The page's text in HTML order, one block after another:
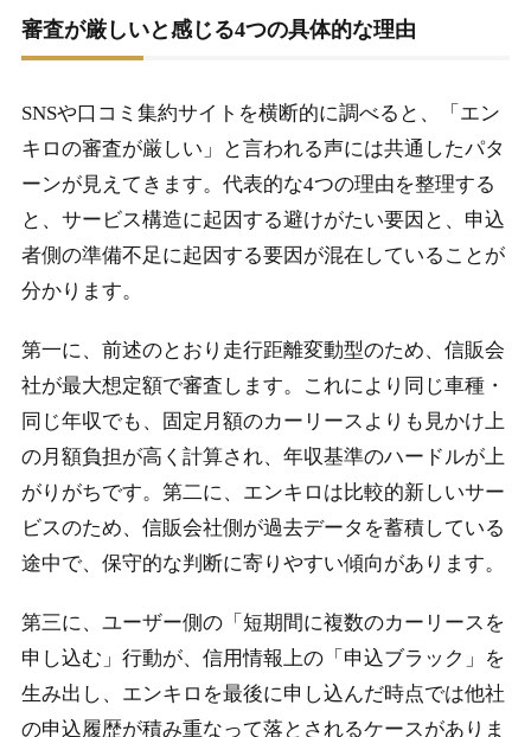
審査が厳しいと感じる4つの具体的な理由
SNSや口コミ集約サイトを横断的に調べると、「エン
キロの審査が厳しい」と言われる声には共通したパタ
ーンが見えてきます。代表的な4つの理由を整理する
と、サービス構造に起因する避けがたい要因と、申込
者側の準備不足に起因する要因が混在していることが
分かります。
第一に、前述のとおり走行距離変動型のため、信販会
社が最大想定額で審査します。これにより同じ車種・
同じ年収でも、固定月額のカーリースよりも見かけ上
の月額負担が高く計算され、年収基準のハードルが上
がりがちです。第二に、エンキロは比較的新しいサー
ビスのため、信販会社側が過去データを蓄積している
途中で、保守的な判断に寄りやすい傾向があります。
第三に、ユーザー側の「短期間に複数のカーリースを
申し込む」行動が、信用情報上の「申込ブラック」を
生み出し、エンキロを最後に申し込んだ時点では他社
の申込履歴が積み重なって落とされるケースがありま